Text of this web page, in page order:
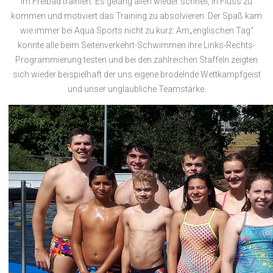
kommen und motiviert das Training zu absolvieren. Der Spaß kam
wie immer bei Aqua Sports nicht zu kurz: Am„englischen Tag“
konnte alle beim Seitenverkehrt-Schwimmen ihre Links-Rechts-
Programmierung testen und bei den zahlreichen Staffeln zeigten
sich wieder beispielhaft der uns eigene brodelnde Wettkampfgeist
und unser unglaubliche Teamstärke.